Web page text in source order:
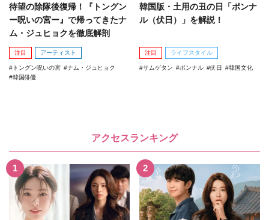
待望の除隊後復帰！『トングン
ー呪いの宮ー』で帰ってきたナ
ム・ジュヒョクを徹底解剖
注目 アーティスト
トングン呪いの宮
ナム・ジュヒョク
韓国俳優
韓国版・土用の丑の日「ポンナ
ル（伏日）」を解説！
注目 ライフスタイル
サムゲタン ポンナル 伏日 韓国文化
アクセスランキング